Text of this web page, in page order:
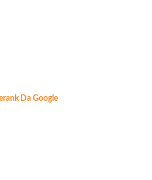
Da Google